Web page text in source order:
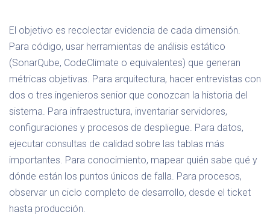
El objetivo es recolectar evidencia de cada dimensión.
Para código, usar herramientas de análisis estático
(SonarQube, CodeClimate o equivalentes) que generan
métricas objetivas. Para arquitectura, hacer entrevistas con
dos o tres ingenieros senior que conozcan la historia del
sistema. Para infraestructura, inventariar servidores,
configuraciones y procesos de despliegue. Para datos,
ejecutar consultas de calidad sobre las tablas más
importantes. Para conocimiento, mapear quién sabe qué y
dónde están los puntos únicos de falla. Para procesos,
observar un ciclo completo de desarrollo, desde el ticket
hasta producción.